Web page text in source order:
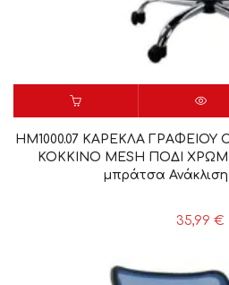
HM1000.07 ΚΑΡΕΚΛΑ ΓΡΑΦΕΙΟΥ
ΚΟΚΚΙΝΟ MESH ΠΟΔΙ
μπράτσα Ανάκλιση
35,99 €